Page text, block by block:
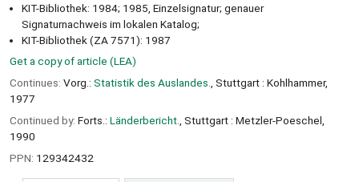
KIT-Bibliothek: 1984; 1985, Einzelsignatur; genauer
Signaturnachweis im lokalen Katalog;
KIT-Bibliothek (ZA 7571): 1987
Get a copy of article (LEA)
Continues: Vorg.: Statistik des Auslandes.
, Stuttgart : Kohlhammer,
1977
Continued by: Forts.: Länderbericht. , Stuttgart : Metzler-Poeschel,
1990
PPN: 129342432